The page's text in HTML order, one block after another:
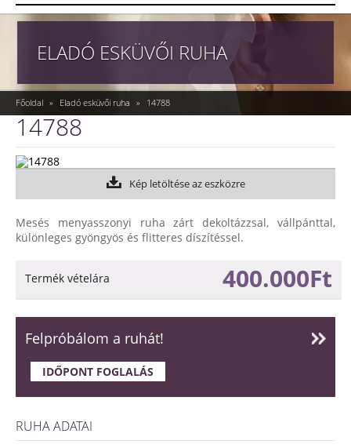
ELADÓ ESKÜVŐI RUHA
Főoldal » Eladó esküvői ruha » 14788
14788
Kép letöltése az eszközre
Mesés menyasszonyi ruha zárt dekoltázzsal, vállpánttal,
különleges gyöngyös és flitteres díszítéssel.
Termék vételára 400.000Ft
Felpróbálom a ruhát!
IDŐPONT FOGLALÁS
RUHA ADATAI